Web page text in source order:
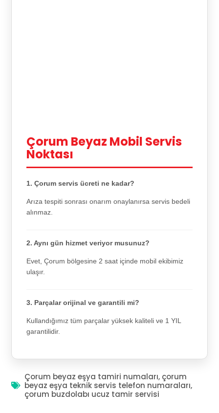
Çorum Beyaz Mobil Servis
Noktası
1. Çorum servis ücreti ne kadar?
Arıza tespiti sonrası onarım onaylanırsa servis bedeli
alınmaz.
2. Aynı gün hizmet veriyor musunuz?
Evet, Çorum bölgesine 2 saat içinde mobil ekibimiz
ulaşır.
3. Parçalar orijinal ve garantili mi?
Kullandığımız tüm parçalar yüksek kaliteli ve 1 YIL
garantilidir.
Çorum beyaz eşya tamiri numaları, çorum
beyaz eşya teknik servis telefon numaraları,
çorum buzdolabı ucuz tamir servisi